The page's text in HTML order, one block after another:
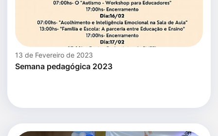
13 de Fevereiro de 2023
Semana pedagógica 2023